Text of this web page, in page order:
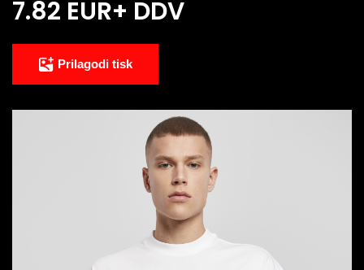
7.82 EUR+ DDV
Prilagodi tisk